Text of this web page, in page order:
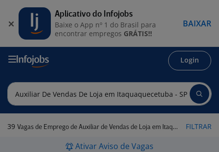
Login
39 Vagas de Emprego de Auxiliar de Vendas de Loja em Itaquaquecetuba - SP FILTRAR
Ativar Aviso de Vagas
Aplicativo do Infojobs
Baixe o App nº 1 do Brasil para
encontrar empregos GRÁTIS!!
BAIXAR